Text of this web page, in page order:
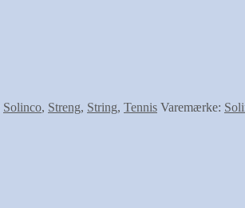
Solinco, Streng, String, Tennis Varemærke: